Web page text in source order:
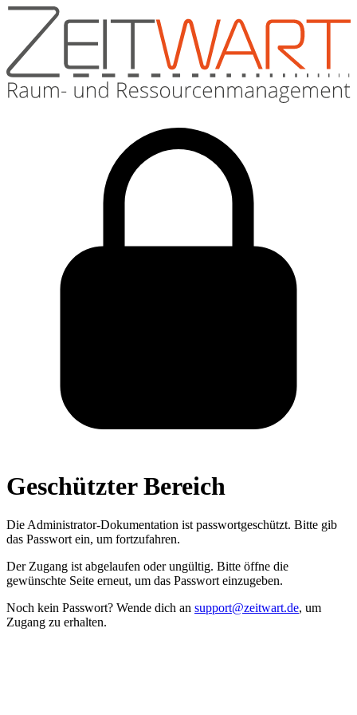
Geschützter Bereich
Die Administrator­-Dokumentation ist passwort­geschützt. Bitte gib
das Passwort ein, um fortzufahren.
Der Zugang ist abgelaufen oder ungültig. Bitte öffne die
gewünschte Seite erneut, um das Passwort einzugeben.
Noch kein Passwort? Wende dich an support@zeitwart.de, um
Zugang zu erhalten.